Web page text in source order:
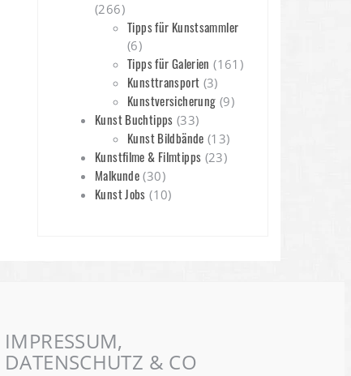
(266)
Tipps für Kunstsammler
(6)
Tipps für Galerien (161)
Kunsttransport (3)
Kunstversicherung (9)
Kunst Buchtipps (33)
Kunst Bildbände (13)
Kunstfilme & Filmtipps (23)
Malkunde (30)
Kunst Jobs (10)
IMPRESSUM,
DATENSCHUTZ & CO